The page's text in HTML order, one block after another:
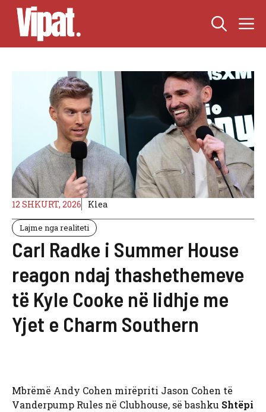
Skip
content
12 SHKURT, 2026 Klea
Lajme nga realiteti
Carl Radke i Summer House
reagon ndaj thashethemeve
të Kyle Cooke në lidhje me
Yjet e Charm Southern
Mbrëmë Andy Cohen mirëpriti Jason Cohen të
Vanderpump Rules në Clubhouse, së bashku Shtëpi